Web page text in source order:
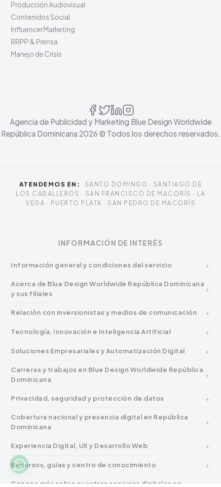
Producción Audiovisual
Contenidos Social
Influencer Marketing
RRPP & Prensa
Manejo de Crisis
Agencia de Publicidad y Marketing Blue Design Worldwide
República Dominicana 2026 © Todos los derechos reservados.
ATENDEMOS EN:
SANTO DOMINGO · SANTIAGO DE
LOS CABALLEROS · SAN FRANCISCO DE MACORÍS · LA
VEGA · PUERTO PLATA · SAN PEDRO DE MACORÍS
INFORMACIÓN DE INTERÉS
Información general y condiciones del servicio
Acerca de Blue Design Worldwide República Dominicana
y sus filiales
Relación con inversionistas y medios de comunicación
Tecnología, Innovación e Inteligencia Artificial
Soluciones Empresariales y Automatización Digital
Carreras y trabajos en Blue Design Worldwide República
Dominicana
Privacidad, seguridad y protección de datos
Cobertura nacional y presencia digital en República
Dominicana
Experiencia Digital, UX y Desarrollo Web
Recursos, guías y centro de conocimiento
Conoce más sobre nuestros servicios digitales en